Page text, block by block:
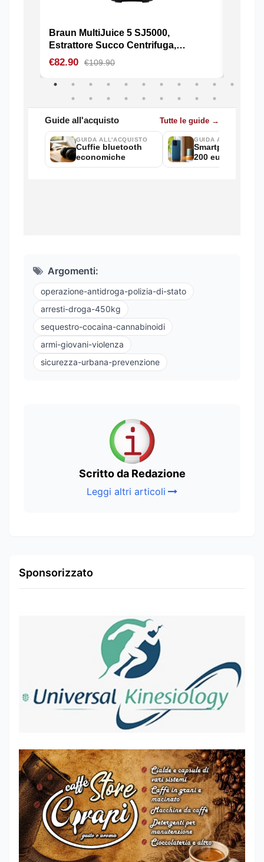
Argomenti:
operazione-antidroga-polizia-di-stato
arresti-droga-450kg
sequestro-cocaina-cannabinoidi
armi-giovani-violenza
sicurezza-urbana-prevenzione
Scritto da Redazione
Leggi altri articoli
Sponsorizzato